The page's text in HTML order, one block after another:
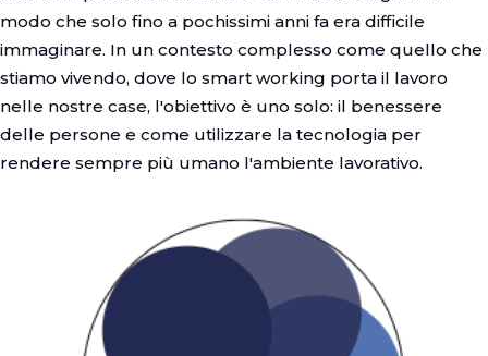
modo che solo fino a pochissimi anni fa era difficile
immaginare. In un contesto complesso come quello che
stiamo vivendo, dove lo smart working porta il lavoro
nelle nostre case, l'obiettivo è uno solo: il benessere
delle persone e come utilizzare la tecnologia per
rendere sempre più umano l'ambiente lavorativo.